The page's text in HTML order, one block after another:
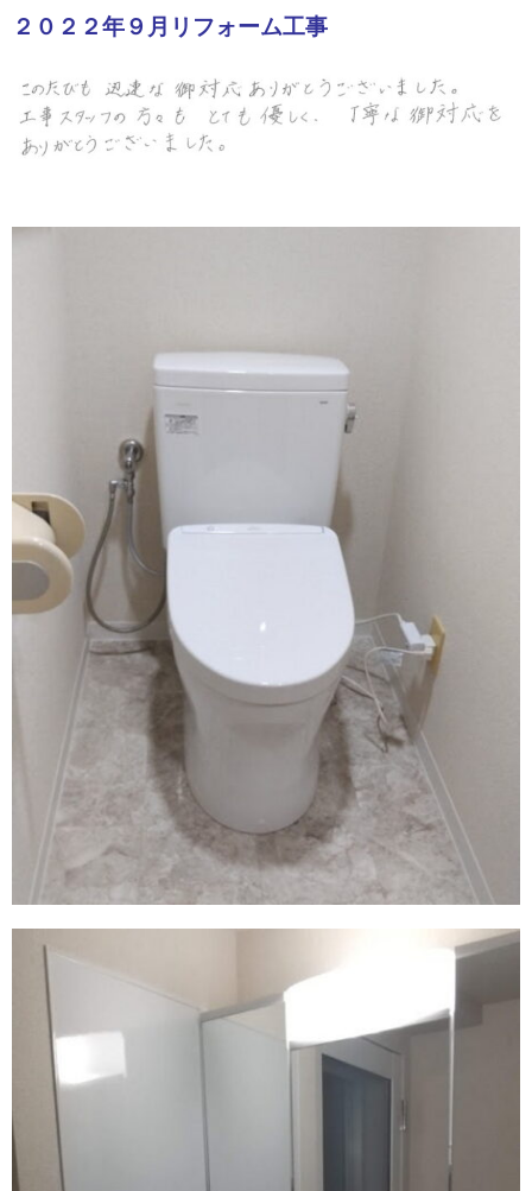
２０２２年９月リフォーム工事